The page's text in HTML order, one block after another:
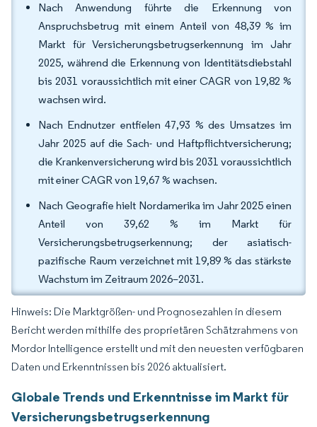
Nach Anwendung führte die Erkennung von
Anspruchsbetrug mit einem Anteil von 48,39 % im
Markt für Versicherungsbetrugserkennung im Jahr
2025, während die Erkennung von Identitätsdiebstahl
bis 2031 voraussichtlich mit einer CAGR von 19,82 %
wachsen wird.
Nach Endnutzer entfielen 47,93 % des Umsatzes im
Jahr 2025 auf die Sach- und Haftpflichtversicherung;
die Krankenversicherung wird bis 2031 voraussichtlich
mit einer CAGR von 19,67 % wachsen.
Nach Geografie hielt Nordamerika im Jahr 2025 einen
Anteil von 39,62 % im Markt für
Versicherungsbetrugserkennung; der asiatisch-
pazifische Raum verzeichnet mit 19,89 % das stärkste
Wachstum im Zeitraum 2026–2031.
Hinweis: Die Marktgrößen- und Prognosezahlen in diesem
Bericht werden mithilfe des proprietären Schätzrahmens von
Mordor Intelligence erstellt und mit den neuesten verfügbaren
Daten und Erkenntnissen bis 2026 aktualisiert.
Globale Trends und Erkenntnisse im Markt für
Versicherungsbetrugserkennung